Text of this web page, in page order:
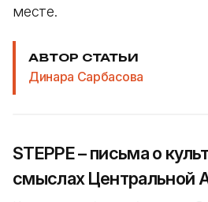
месте.
АВТОР СТАТЬИ
Динара Сарбасова
STEPPE – письма о
смыслах Центральной